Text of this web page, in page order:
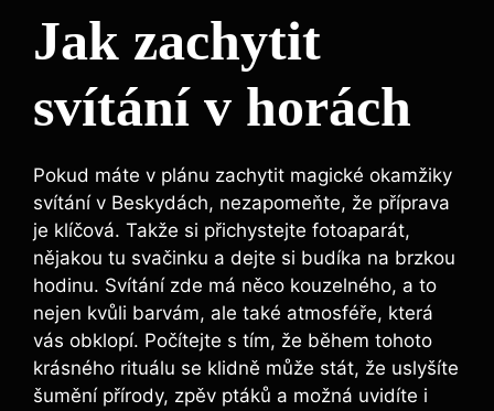
Jak zachytit
svítání v horách
Pokud máte v ⁣plánu zachytit magické ⁢okamžiky
svítání v Beskydách, nezapomeňte,⁣ že příprava
je klíčová. Takže si přichystejte fotoaparát,
nějakou tu svačinku⁤ a dejte si budíka na brzkou
hodinu. Svítání zde má něco kouzelného, a to
nejen kvůli barvám,‍ ale také atmosféře, která
vás obklopí. Počítejte s tím, že během tohoto
krásného rituálu se klidně⁤ může ⁣stát, že‌ uslyšíte
šumění přírody, zpěv ptáků a možná​ uvidíte i